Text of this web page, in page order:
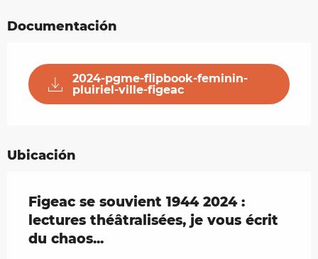
Documentación
2024-pgme-flipbook-feminin-
pluiriel-ville-figeac
Ubicación
Figeac se souvient 1944 2024 :
lectures théâtralisées, je vous écrit
du chaos...